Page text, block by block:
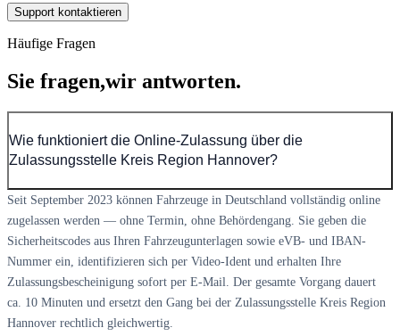
Support kontaktieren
Häufige Fragen
Sie fragen,wir antworten.
Wie funktioniert die Online-Zulassung über die
Zulassungsstelle Kreis Region Hannover?
Seit September 2023 können Fahrzeuge in Deutschland vollständig online
zugelassen werden — ohne Termin, ohne Behördengang. Sie geben die
Sicherheitscodes aus Ihren Fahrzeugunterlagen sowie eVB- und IBAN-
Nummer ein, identifizieren sich per Video-Ident und erhalten Ihre
Zulassungsbescheinigung sofort per E-Mail. Der gesamte Vorgang dauert
ca. 10 Minuten und ersetzt den Gang bei der Zulassungsstelle Kreis Region
Hannover rechtlich gleichwertig.